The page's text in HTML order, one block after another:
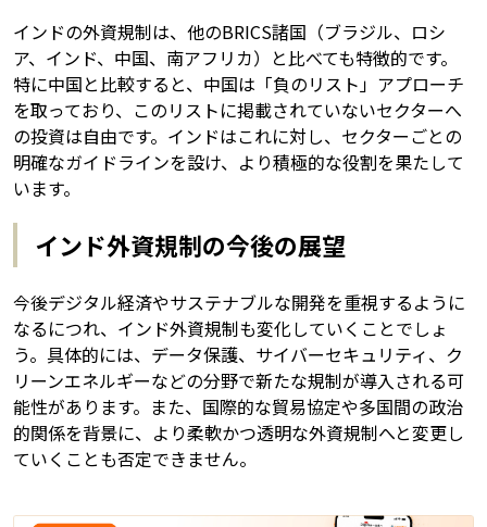
インドの外資規制は、他のBRICS諸国（ブラジル、ロシ
ア、インド、中国、南アフリカ）と比べても特徴的です。
特に中国と比較すると、中国は「負のリスト」アプローチ
を取っており、このリストに掲載されていないセクターへ
の投資は自由です。インドはこれに対し、セクターごとの
明確なガイドラインを設け、より積極的な役割を果たして
います。
インド外資規制の今後の展望
今後デジタル経済やサステナブルな開発を重視するように
なるにつれ、インド外資規制も変化していくことでしょ
う。具体的には、データ保護、サイバーセキュリティ、ク
リーンエネルギーなどの分野で新たな規制が導入される可
能性があります。また、国際的な貿易協定や多国間の政治
的関係を背景に、より柔軟かつ透明な外資規制へと変更し
ていくことも否定できません。